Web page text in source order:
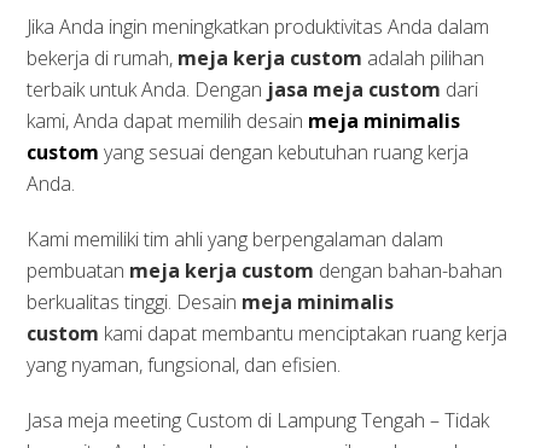
Jika Anda ingin meningkatkan produktivitas Anda dalam
bekerja di rumah, meja kerja custom adalah pilihan
terbaik untuk Anda. Dengan jasa meja custom dari
kami, Anda dapat memilih desain meja minimalis
custom yang sesuai dengan kebutuhan ruang kerja
Anda.
Kami memiliki tim ahli yang berpengalaman dalam
pembuatan meja kerja custom dengan bahan-bahan
berkualitas tinggi. Desain meja minimalis
custom kami dapat membantu menciptakan ruang kerja
yang nyaman, fungsional, dan efisien.
Jasa meja meeting Custom di Lampung Tengah – Tidak